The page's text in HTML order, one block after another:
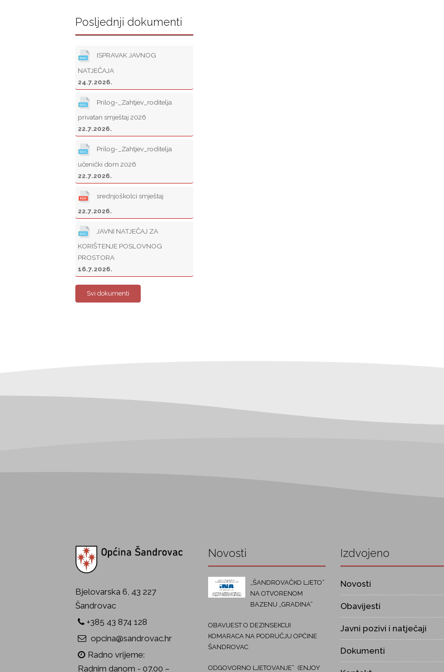
Posljednji dokumenti
ISPRAVAK JAVNOG
NATJEČAJA
24.7.2026.
Prilog-_Zahtjev_roditelja
privatan smještaj 2026
22.7.2026.
Prilog-_Zahtjev_roditelja
učenički dom 2026
22.7.2026.
srednjoškolci smještaj
22.7.2026.
JAVNI NATJEČAJ ZA
KORIŠTENJE POSLOVNOG
PROSTORA
16.7.2026.
Svi dokumenti
Bjelovarska 6, 43 227
Šandrovac
+385 43 874 128
opcina@sandrovac.hr
Radno vrijeme:
Radnim danom - 07.00 –
Novosti
„ŠANDROVAČKO LJETO“
NA OTVORENOM
BAZENU „GRADINA“
OBAVIJEST O DEZINSEKCIJI
KOMARACA NA PODRUČJU OPĆINE
ŠANDROVAC
ODGOVORNO LJETOVANJE“ (ENJOY
Izdvojeno
Novosti
Obavijesti
Javni pozivi i natječaji
Dokumenti